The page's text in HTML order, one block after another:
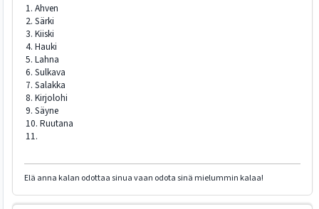
1. Ahven
2. Särki
3. Kiiski
4. Hauki
5. Lahna
6. Sulkava
7. Salakka
8. Kirjolohi
9. Säyne
10. Ruutana
11.
Elä anna kalan odottaa sinua vaan odota sinä mielummin kalaa!